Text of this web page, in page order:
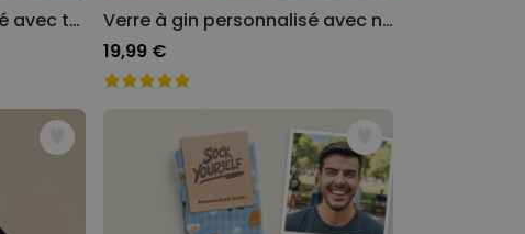
Verre à vin personnalisé avec texte
Verre à gin personnalisé avec nom
19,99 €